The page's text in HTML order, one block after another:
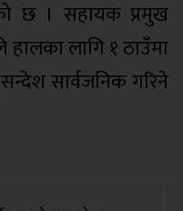
छ । सहायक प्रमुख
हालका लागि १ ठाउँमा
सार्वजनिक गरिने